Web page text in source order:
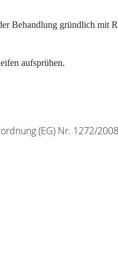
Behandlung gründlich mit
aufsprühen.
(EG) Nr. 1272/